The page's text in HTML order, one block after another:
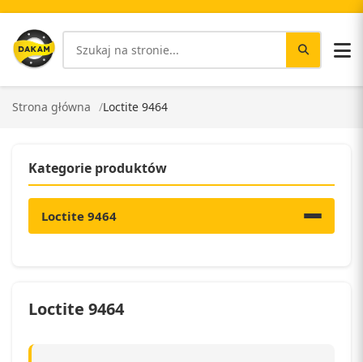
Strona główna Loctite 9464
Kategorie produktów
Loctite 9464
Loctite 9464